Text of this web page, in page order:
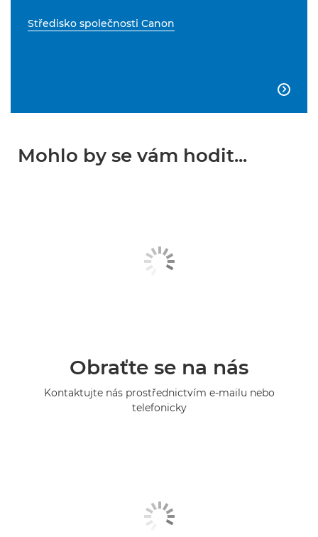
Středisko společnosti Canon

Mohlo by se vám hodit...
Obraťte se na nás
Kontaktujte nás prostřednictvím e-mailu nebo
telefonicky